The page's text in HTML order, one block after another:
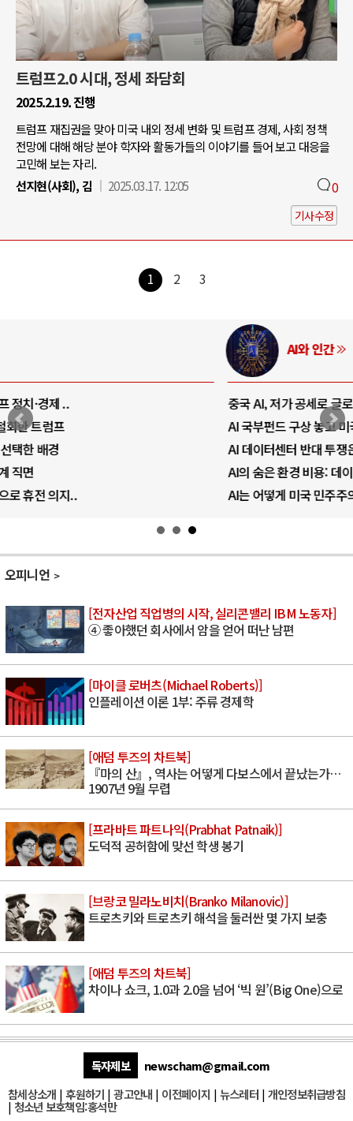
트럼프2.0 시대, 정세 좌담회
2025.2.19. 진행
트럼프 재집권을 맞아 미국 내외 정세 변화 및 트럼프 경제, 사회 정책
전망에 대해 해당 분야 학자와 활동가들의 이야기를 들어 보고 대응을
고민해 보는 자리.
선지현(사회), 김
2025.03.17. 12:05 0
기사수정
1 2 3
중국 AI, 저가 공세로 글로벌 토큰 시..
AI 국부펀드 구상 놓고 미국 진보진영 ..
AI 데이터센터 반대 투쟁은 새로운 글로..
AI의 숨은 환경 비용: 데이터센터 확산..
AI는 어떻게 미국 민주주의를 잠식하고 ..
오피니언
[전자산업 직업병의 시작, 실리콘밸리 IBM 노동자]
④ 좋아했던 회사에서 암을 얻어 떠난 남편
[마이클 로버츠(Michael Roberts)]
인플레이션 이론 1부: 주류 경제학
[애덤 투즈의 차트북]
『마의 산』, 역사는 어떻게 다보스에서 끝났는가…
1907년 9월 무렵
[프라바트 파트나익(Prabhat Patnaik)]
도덕적 공허함에 맞선 학생 봉기
[브랑코 밀라노비치(Branko Milanovic)]
트로츠키와 트로츠키 해석을 둘러싼 몇 가지 보충
[애덤 투즈의 차트북]
차이나 쇼크, 1.0과 2.0을 넘어 ‘빅 원’(Big One)으로
독자제보
newscham@gmail.com
참세상소개 | 후원하기 |광고안내 | 이전페이지 | 뉴스레터| 개인정보취급방침
| 청소년 보호책임:홍석만